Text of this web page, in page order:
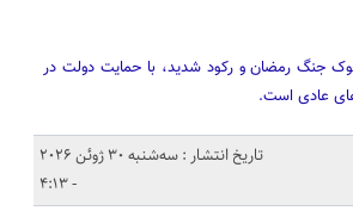
جنگ رمضان و رکود شدید، با حمایت دولت در
عادی است.
تاریخ انتشار : سه‌شنبه 30 ژوئن 2026
- 4:13